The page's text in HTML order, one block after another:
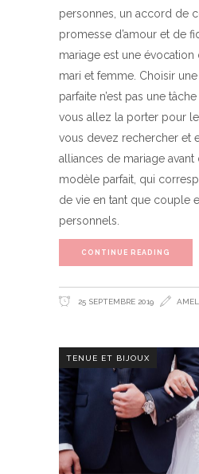
personnes, un accord de
promesse d’amour et de
mariage est une évocation
mari et femme. Choisir
parfaite n’est pas une
vous allez la porter pour
vous devez rechercher et
alliances de mariage
modèle parfait, qui
de vie en tant que couple
personnels.
CONTINUE READING
25 SEPTEMBRE 2019
TENUE ET BIJOUX